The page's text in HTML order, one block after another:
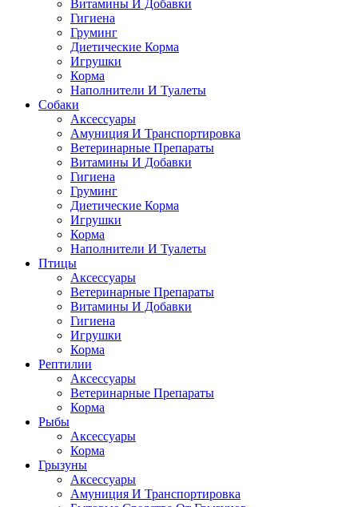
Витамины И Добавки
Гигиена
Груминг
Диетические Корма
Игрушки
Корма
Наполнители И Туалеты
Собаки
Аксессуары
Амуниция И Транспортировка
Ветеринарные Препараты
Витамины И Добавки
Гигиена
Груминг
Диетические Корма
Игрушки
Корма
Наполнители И Туалеты
Птицы
Аксессуары
Ветеринарные Препараты
Витамины И Добавки
Гигиена
Игрушки
Корма
Рептилии
Аксессуары
Ветеринарные Препараты
Корма
Рыбы
Аксессуары
Корма
Грызуны
Аксессуары
Амуниция И Транспортировка